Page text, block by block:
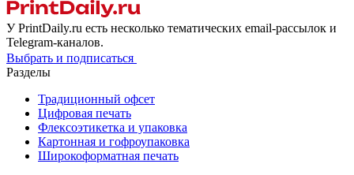
У PrintDaily.ru есть несколько тематических email-рассылок и
Telegram-каналов.
Выбрать и подписаться
Разделы
Традиционный офсет
Цифровая печать
Флексоэтикетка и упаковка
Картонная и гофроупаковка
Широкоформатная печать